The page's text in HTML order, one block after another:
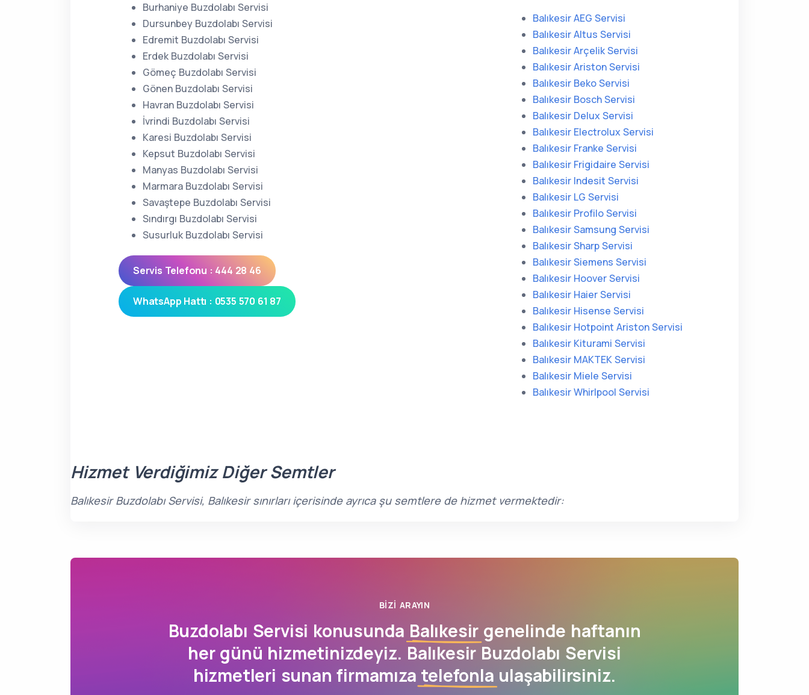
Burhaniye Buzdolabı Servisi
Dursunbey Buzdolabı Servisi
Edremit Buzdolabı Servisi
Erdek Buzdolabı Servisi
Gömeç Buzdolabı Servisi
Gönen Buzdolabı Servisi
Havran Buzdolabı Servisi
İvrindi Buzdolabı Servisi
Karesi Buzdolabı Servisi
Kepsut Buzdolabı Servisi
Manyas Buzdolabı Servisi
Marmara Buzdolabı Servisi
Savaştepe Buzdolabı Servisi
Sındırgı Buzdolabı Servisi
Susurluk Buzdolabı Servisi
Servis Telefonu : 444 28 46
WhatsApp Hattı : 0535 570 61 87
Balıkesir AEG Servisi
Balıkesir Altus Servisi
Balıkesir Arçelik Servisi
Balıkesir Ariston Servisi
Balıkesir Beko Servisi
Balıkesir Bosch Servisi
Balıkesir Delux Servisi
Balıkesir Electrolux Servisi
Balıkesir Franke Servisi
Balıkesir Frigidaire Servisi
Balıkesir Indesit Servisi
Balıkesir LG Servisi
Balıkesir Profilo Servisi
Balıkesir Samsung Servisi
Balıkesir Sharp Servisi
Balıkesir Siemens Servisi
Balıkesir Hoover Servisi
Balıkesir Haier Servisi
Balıkesir Hisense Servisi
Balıkesir Hotpoint Ariston Servisi
Balıkesir Kiturami Servisi
Balıkesir MAKTEK Servisi
Balıkesir Miele Servisi
Balıkesir Whirlpool Servisi
Hizmet Verdiğimiz Diğer Semtler
Balıkesir Buzdolabı Servisi, Balıkesir sınırları içerisinde ayrıca şu semtlere de hizmet vermektedir:
BIZI ARAYIN
Buzdolabı Servisi konusunda Balıkesir genelinde haftanın
her günü hizmetinizdeyiz. Balıkesir Buzdolabı Servisi
hizmetleri sunan firmamıza telefonla ulaşabilirsiniz.